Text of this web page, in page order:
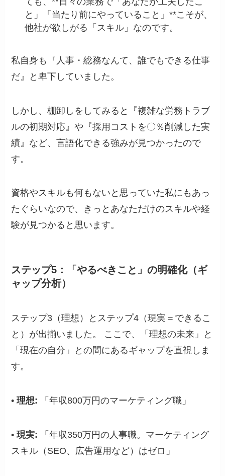
と」「当たり前にやっていること」**こそが、
他社が欲しがる「スキル」なのです。
私自身も『人事・総務なんて、誰でもできる仕事
だ』と卑下していました。
しかし、棚卸しをしてみると『複雑な労務トラブ
ルの初期対応』や『採用コストを〇％削減した実
績』など、言語化できる強みが見つかったので
す。
資格やスキルも何もないと思っていた私にもあっ
たぐらいなので、きっとあなただけのスキルや経
験が見つかると思います。
ステップ5：「やるべきこと」の明確化（ギ
ャップ分析）
ステップ3（理想）とステップ4（現実＝できるこ
と）が出揃いました。 ここで、「理想の未来」と
「現在の自分」との間にあるギャップを直視しま
す。
•理想: 「年収800万円のマーケティング職」
•現実: 「年収350万円の人事職。マーケティング
スキル（SEO、広告運用など）はゼロ」